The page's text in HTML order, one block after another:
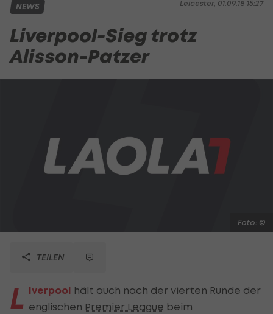
Leicester, 01.09.18 15:27
NEWS
Liverpool-Sieg trotz
Alisson-Patzer
Foto: ©
TEILEN
L iverpool hält auch nach der vierten Runde der
englischen Premier League beim